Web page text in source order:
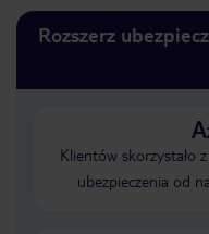
Rozszerz
Klientów skorzystało
ubezpieczenia od